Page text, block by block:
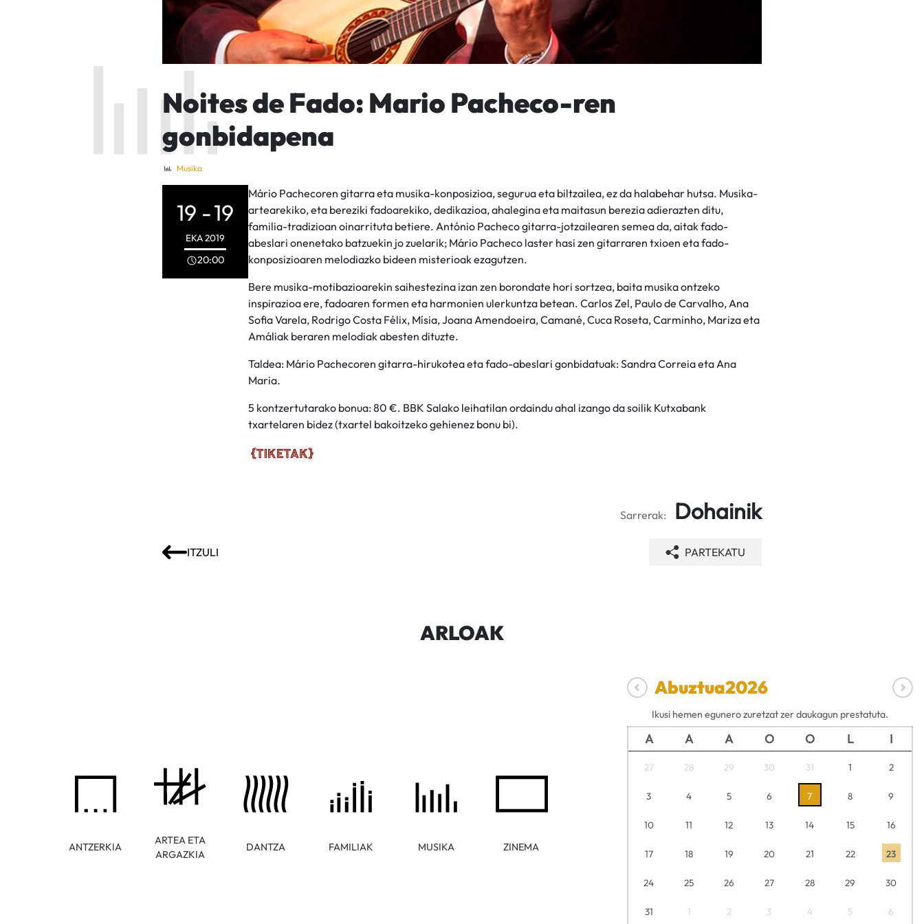
Noites de Fado: Mario Pacheco-ren
gonbidapena
Musika
19 -19
EKA2019
20:00
Mário Pachecoren gitarra eta musika-konposizioa, segurua eta biltzailea, ez da halabehar hutsa. Musika-
artearekiko, eta bereziki fadoarekiko, dedikazioa, ahalegina eta maitasun berezia adierazten ditu,
familia-tradizioan oinarrituta betiere. António Pacheco gitarra-jotzailearen semea da, aitak fado-
abeslari onenetako batzuekin jo zuelarik; Mário Pacheco laster hasi zen gitarraren txioen eta fado-
konposizioaren melodiazko bideen misterioak ezagutzen.
Bere musika-motibazioarekin saihestezina izan zen borondate hori sortzea, baita musika ontzeko
inspirazioa ere, fadoaren formen eta harmonien ulerkuntza betean. Carlos Zel, Paulo de Carvalho, Ana
Sofia Varela, Rodrigo Costa Félix, Mísia, Joana Amendoeira, Camané, Cuca Roseta, Carminho, Mariza eta
Amáliak beraren melodiak abesten dituzte.
Taldea: Mário Pachecoren gitarra-hirukotea eta fado-abeslari gonbidatuak: Sandra Correia eta Ana
Maria.
5 kontzertutarako bonua: 80 €. BBK Salako leihatilan ordaindu ahal izango da soilik Kutxabank
txartelaren bidez (txartel bakoitzeko gehienez bonu bi).
Sarrerak: Dohainik
ITZULI PARTEKATU
ARLOAK
ANTZERKIA
ARTEA ETA
ARGAZKIA
DANTZA FAMILIAK MUSIKA ZINEMA
Abuztua2026
Ikusi hemen egunero zuretzat zer daukagun prestatuta.
A A A O O L I
27 28 29 30 31 1 2
3 4 5 6 7 8 9
10 11 12 13 14 15 16
17 18 19 20 21 22 23
24 25 26 27 28 29 30
31 1 2 3 4 5 6